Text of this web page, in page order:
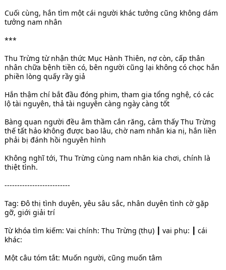
Cuối cùng, hắn tìm một cái người khác tưởng cũng không dám
tưởng nam nhân
***
Thu Trừng từ nhận thức Mục Hành Thiên, nợ còn, cấp thân
nhân chữa bệnh tiền có, bên người cũng lại không có chọc hắn
phiền lòng quấy rầy giả
Hắn thậm chí bắt đầu đóng phim, tham gia tổng nghệ, có các
lộ tài nguyên, thả tài nguyên càng ngày càng tốt
Bàng quan người đều âm thầm cắn răng, cảm thấy Thu Trừng
thế tất hảo không được bao lâu, chờ nam nhân kia nị, hắn liền
phải bị đánh hồi nguyên hình
Không nghĩ tới, Thu Trừng cùng nam nhân kia chơi, chính là
thiệt tình.
--------------------------
Tag: Đô thị tình duyên, yêu sâu sắc, nhân duyên tình cờ gặp
gỡ, giới giải trí
Từ khóa tìm kiếm: Vai chính: Thu Trừng (thụ) ┃ vai phụ: ┃ cái
khác:
Một câu tóm tắt: Muốn người, cũng muốn tâm